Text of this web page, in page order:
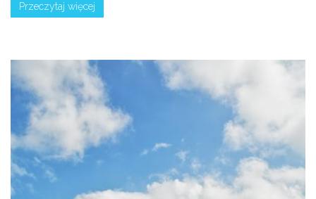
Przeczytaj więcej